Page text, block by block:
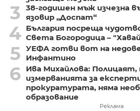
3
38-годишен мъж изчезна
язовир „Доспат“
4 България посреща
Света Богородица –
5 УЕФА готви вот на
Инфантино
6
Ива Михайлова: Полицаят,
измерванията за
прокуратурата, няма
образование
Реклама